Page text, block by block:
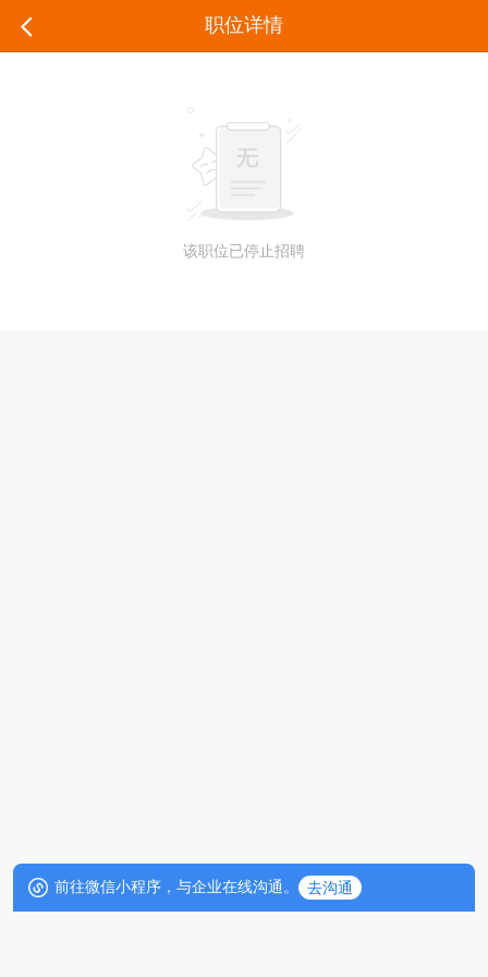
职位详情
该职位已停止招聘
前往微信小程序，与企业在线沟通。 去沟通